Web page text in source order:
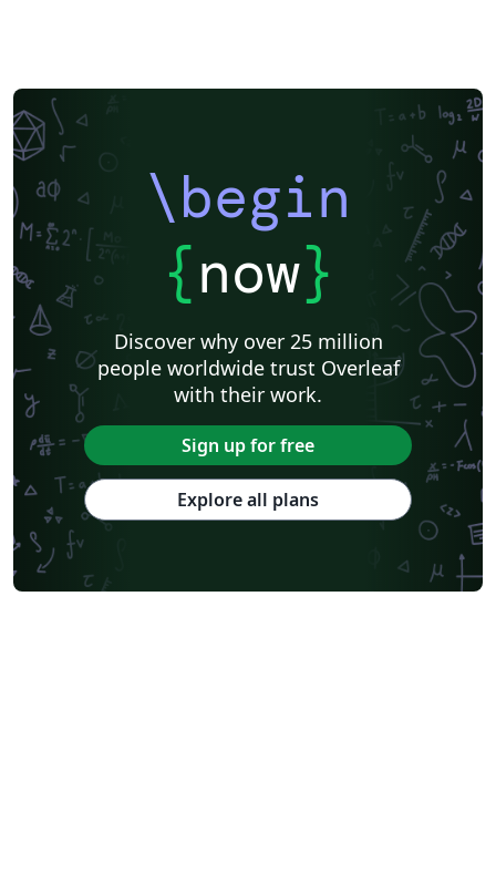
\begin
{now}
Discover why over 25 million
people worldwide trust Overleaf
with their work.
Sign up for free
Explore all plans